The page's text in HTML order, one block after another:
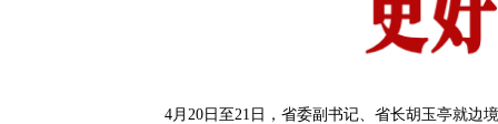
4月20日至21日，省委副书记、省长胡玉亭就边